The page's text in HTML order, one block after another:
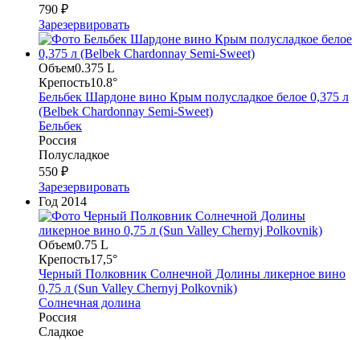
790 ₽
Зарезервировать
Объем0.375 L
Крепость10.8°
Бельбек Шардоне вино Крым полусладкое белое 0,375 л
(Belbek Chardonnay Semi-Sweet)
Бельбек
Россия
Полусладкое
550 ₽
Зарезервировать
Год 2014
Объем0.75 L
Крепость17,5°
Черный Полковник Солнечной Долины ликерное вино
0,75 л (Sun Valley Chernyj Polkovnik)
Солнечная долина
Россия
Сладкое